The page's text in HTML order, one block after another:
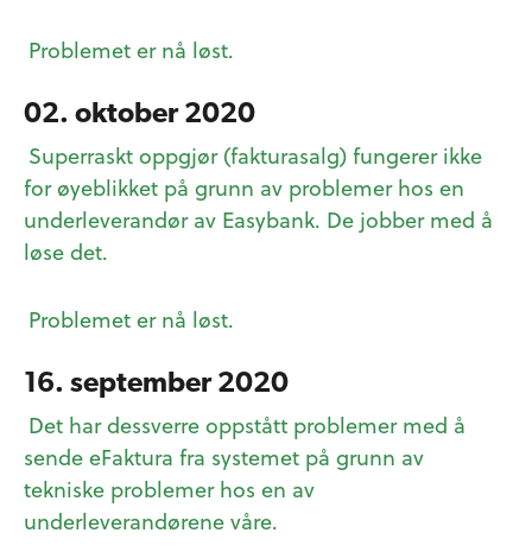
Problemet er nå løst.
02. oktober 2020
Superraskt oppgjør (fakturasalg) fungerer ikke
for øyeblikket på grunn av problemer hos en
underleverandør av Easybank. De jobber med å
løse det.
Problemet er nå løst.
16. september 2020
Det har dessverre oppstått problemer med å
sende eFaktura fra systemet på grunn av
tekniske problemer hos en av
underleverandørene våre.